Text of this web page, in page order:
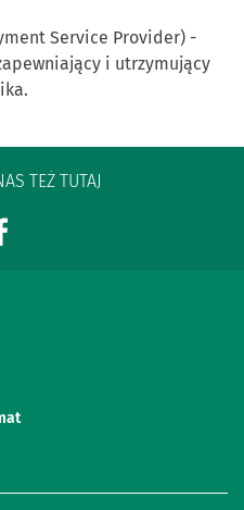
Service Provider) -
i utrzymujący
TEŻ TUTAJ